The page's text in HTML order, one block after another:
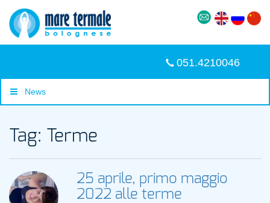
051.4210046
News
Tag: Terme
25 aprile, primo maggio
2022 alle terme